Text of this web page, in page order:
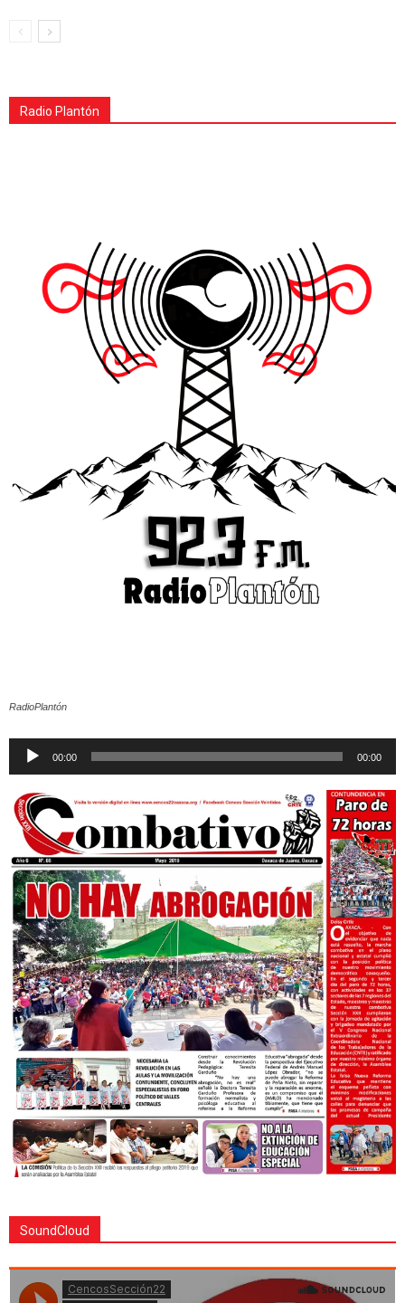
Radio Plantón
RadioPlantón
Reproductor
00:00 00:00
SoundCloud